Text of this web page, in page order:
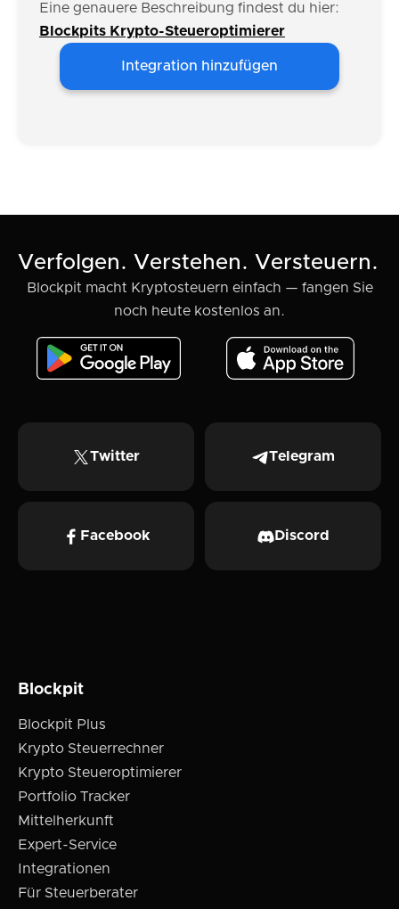
Eine genauere Beschreibung findest du hier:
Blockpits Krypto-Steueroptimierer
Integration hinzufügen
Verfolgen. Verstehen. Versteuern.
Blockpit macht Kryptosteuern einfach — fangen Sie
noch heute kostenlos an.
Twitter Telegram
Facebook Discord
Blockpit
Blockpit Plus
Krypto Steuerrechner
Krypto Steueroptimierer
Portfolio Tracker
Mittelherkunft
Expert-Service
Integrationen
Für Steuerberater